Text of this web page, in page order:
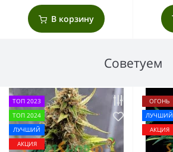
В корзину
Советуем
ТОП 2023
ТОП 2024
ЛУЧШИЙ
АКЦИЯ
ОГОНЬ
ЛУЧШИЙ
АКЦИЯ